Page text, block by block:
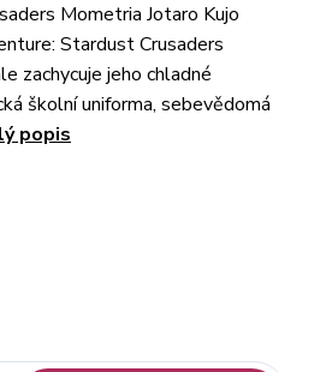
Mometria Jotaro Kujo
Stardust Crusaders
zachycuje jeho chladné
školní uniforma, sebevědomá
popis